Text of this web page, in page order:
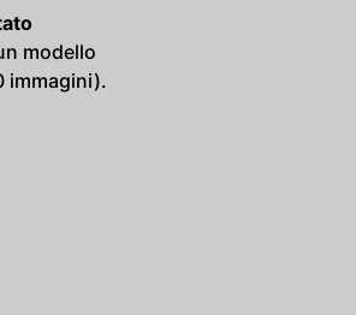
modello
immagini).